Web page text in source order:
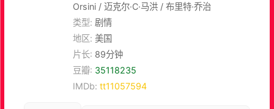
Orsini / 迈克尔·C·马洪 / 布里特·乔治
类型: 剧情
地区: 美国
片长: 89分钟
豆瓣: 35118235
IMDb: tt11057594